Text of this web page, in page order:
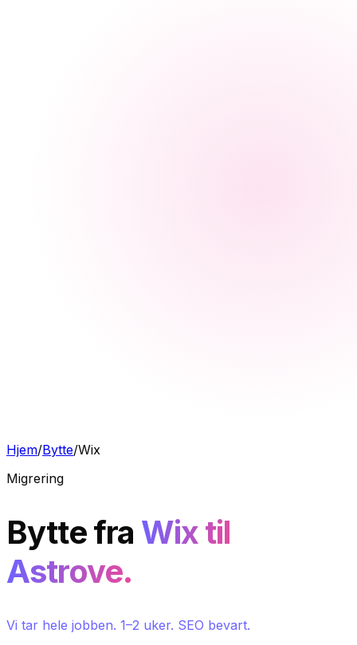
Hjem/Bytte/Wix
Migrering
Bytte fra Wix til
Astrove.
Vi tar hele jobben. 1–2 uker. SEO bevart.